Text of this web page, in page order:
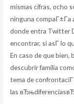
mismas cifras, ocho
ninguna compaГ±Г­a
donde entra Twitter
encontrar, si asГ­ lo
En caso de que bien,
descubrir familia
tema de
las